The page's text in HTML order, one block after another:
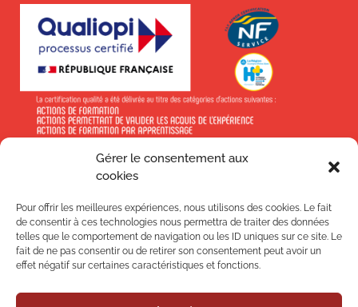
Gérer le consentement aux
cookies
Pour offrir les meilleures expériences, nous utilisons des cookies. Le fait
de consentir à ces technologies nous permettra de traiter des données
telles que le comportement de navigation ou les ID uniques sur ce site. Le
fait de ne pas consentir ou de retirer son consentement peut avoir un
effet négatif sur certaines caractéristiques et fonctions.
En savoir +
Suivez-nous !